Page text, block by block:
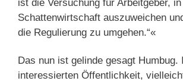
ist die Versuchung für Arbeitgeber,
Schattenwirtschaft auszuweichen
die Regulierung zu umgehen.“«
Das nun ist gelinde gesagt Humbug.
interessierten Öffentlichkeit,